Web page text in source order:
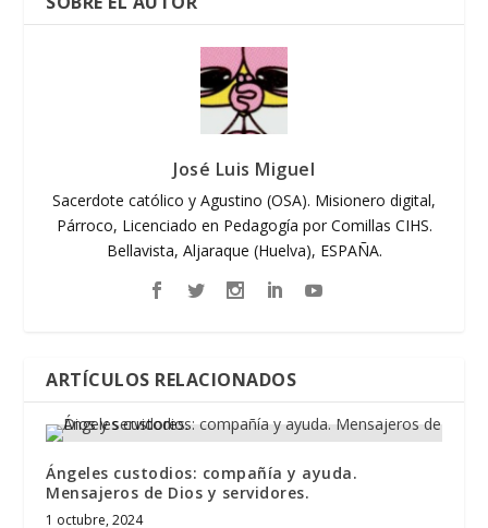
José Luis Miguel
Sacerdote católico y Agustino (OSA). Misionero digital,
Párroco, Licenciado en Pedagogía por Comillas CIHS.
Bellavista, Aljaraque (Huelva), ESPAÑA.
ARTÍCULOS RELACIONADOS
Ángeles custodios: compañía y ayuda.
Mensajeros de Dios y servidores.
1 octubre, 2024